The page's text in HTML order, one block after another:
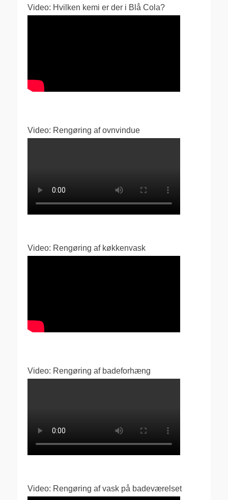
Video: Hvilken kemi er der i Blå Cola?
Video: Rengøring af ovnvindue
Video: Rengøring af køkkenvask
Video: Rengøring af badeforhæng
Video: Rengøring af vask på badeværelset